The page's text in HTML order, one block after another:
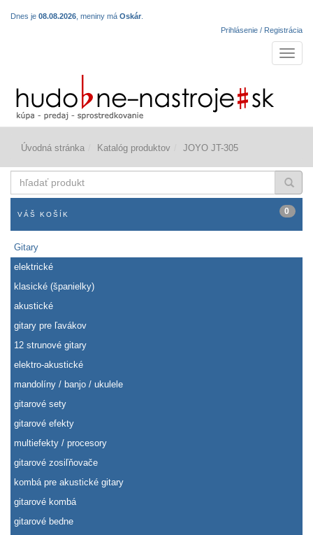
Dnes je 08.08.2026 , meniny má Oskár
Prihlásenie / Registrácia
Úvodná stránka Katalóg produktov JOYO JT-305
produkt
VÁŠ KOŠÍK 0
Gitary
elektrické
klasické (španielky)
akustické
gitary pre ľavákov
12 strunové gitary
elektro-akustické
mandolíny / banjo / ukulele
gitarové sety
gitarové efekty
multiefekty / procesory
gitarové zosiľňovače
kombá pre akustické gitary
gitarové kombá
gitarové bedne